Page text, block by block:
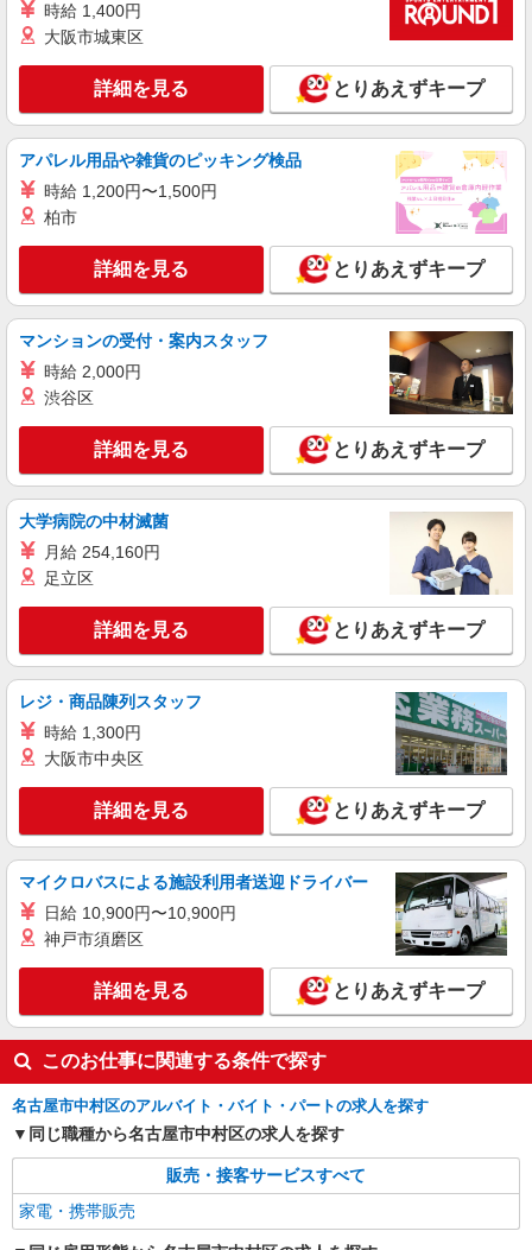
有）★ ゜・。○。・゜+゜・。○。・゜+゜
キープ
紹介予定派遣
株式会社シエロ
スマホ携帯販売【エーユー】
月給273200円 ※残業手当別途支給 ※研修期間
6か月・時給1550円 ★交通費別途支給（規定あ
ンセンティブ支給(規定有) ゜・。○。・゜+゜・。
○。・゜+゜
愛知県名古屋市中村区の家電量販店
キープ 詳細を見る
株式会社シエロ
人気機種に詳しくなれる携帯販売
時給1600円〜 ※別途インセンティブ、職能評
価制度あり ※残業代支給 ★交通費別途支給（規定
あり） ゜+゜・。○。・゜+゜・。○。・゜+゜ 入
社祝い金10万円支給(規定有) お友達を紹介頂くと,
インセンティブ支給(規定有) ★月2回払い・週払い
可能（規程有）★ ゜・。○。・゜+゜・。○。・゜
+゜
愛知県名古屋市中村区の家電量販店
詳細を見る
紹介予定派遣
【ワイモバイル】の店舗スタッフ
時給1600円〜 ※別途インセンティブ、職能評
価制度あり ※残業代支給 ★交通費別途支給（規定
あり） ゜+゜・。○。・゜+゜・。○。・゜+゜ 入
可能（規程有）★ ゜・。○。・゜+゜・。○。・゜
+゜
愛知県名古屋市中村区のsoftbankショップ
詳細を見る
株式会社シエロ
人気機種に詳しくなれる携帯販売
【Y!mobile】
時給1600円〜 ※別途インセンティブ、職能評
価制度あり ※残業代支給 ★交通費別途支給（規定
社祝い金10万円支給(規定有) お友達を紹介頂くと,
インセンティブ支給(規定有) ★月2回払い・週払い
可能（規程有）★ ゜・。○。・゜+゜・。○。・゜
+゜
愛知県名古屋市中村区の家電量販店
キープ 詳細を見る
時給 1,400円
大阪市城東区
詳細を見る とりあえずキープ
アパレル用品や雑貨のピッキング検品
時給 1,200円〜1,500円
柏市
詳細を見る とりあえずキープ
マンションの受付・案内スタッフ
時給 2,000円
渋谷区
詳細を見る とりあえずキープ
大学病院の中材滅菌
月給 254,160円
足立区
詳細を見る とりあえずキープ
レジ・商品陳列スタッフ
時給 1,300円
大阪市中央区
詳細を見る とりあえずキープ
マイクロバスによる施設利用者送迎ドライバー
日給 10,900円〜10,900円
神戸市須磨区
詳細を見る とりあえずキープ
このお仕事に関連する条件で探す
名古屋市中村区のアルバイト・バイト・パートの求人を探す
同じ職種から名古屋市中村区の求人を探す
販売・接客サービスすべて
家電・携帯販売